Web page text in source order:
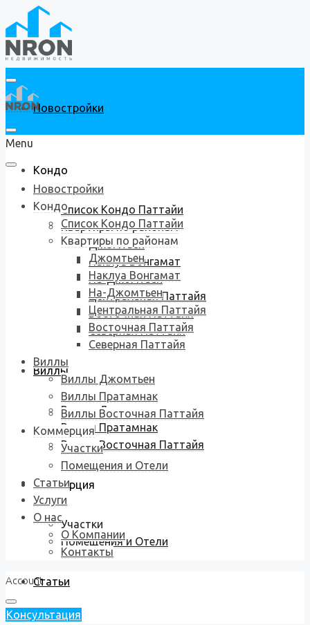
Новостройки
Кондо
Список Кондо Паттайи
Квартиры по районам
Джомтьен
Наклуа Вонгамат
На-Джомтьен
Центральная Паттайя
Восточная Паттайя
Северная Паттайя
Виллы
Виллы Джомтьен
Виллы Пратамнак
Виллы Восточная Паттайя
Коммерция
Участки
Помещения и Отели
Статьи
Menu
Новостройки
Кондо
Список Кондо Паттайи
Квартиры по районам
Джомтьен
Наклуа Вонгамат
На-Джомтьен
Центральная Паттайя
Восточная Паттайя
Северная Паттайя
Виллы
Виллы Джомтьен
Виллы Пратамнак
Виллы Восточная Паттайя
Коммерция
Участки
Помещения и Отели
Статьи
Услуги
О нас
О Компании
Контакты
Account
Консультация